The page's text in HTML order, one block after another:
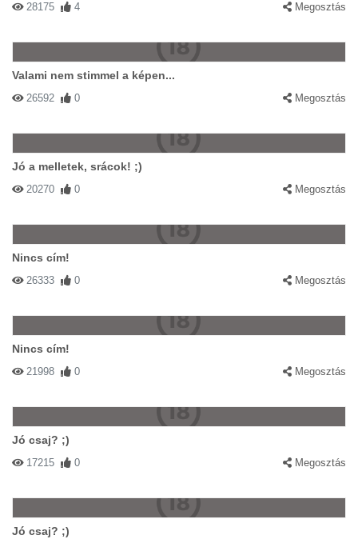
28175 4 Megosztás
Valami nem stimmel a képen...
26592 0 Megosztás
Jó a melletek, srácok! ;)
20270 0 Megosztás
Nincs cím!
26333 0 Megosztás
Nincs cím!
21998 0 Megosztás
Jó csaj? ;)
17215 0 Megosztás
Jó csaj? ;)